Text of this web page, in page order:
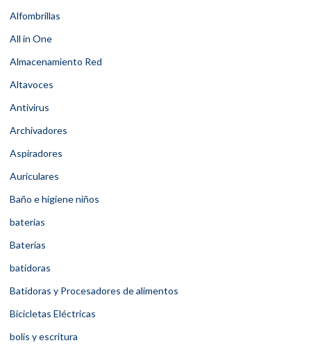
Alfombrillas
All in One
Almacenamiento Red
Altavoces
Antivirus
Archivadores
Aspiradores
Auriculares
Baño e higiene niños
baterias
Baterías
batidoras
Batidoras y Procesadores de alimentos
Bicicletas Eléctricas
bolis y escritura